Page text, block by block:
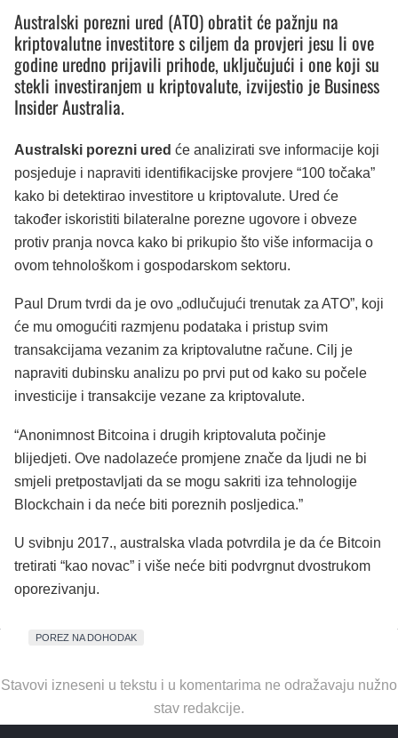
Australski porezni ured (ATO) obratit će pažnju na
kriptovalutne investitore s ciljem da provjeri jesu li ove
godine uredno prijavili prihode, uključujući i one koji su
stekli investiranjem u kriptovalute, izvijestio je Business
Insider Australia.
Australski porezni ured će analizirati sve informacije koji
posjeduje i napraviti identifikacijske provjere “100 točaka”
kako bi detektirao investitore u kriptovalute. Ured će
također iskoristiti bilateralne porezne ugovore i obveze
protiv pranja novca kako bi prikupio što više informacija o
ovom tehnološkom i gospodarskom sektoru.
Paul Drum tvrdi da je ovo „odlučujući trenutak za ATO”, koji
će mu omogućiti razmjenu podataka i pristup svim
transakcijama vezanim za kriptovalutne račune. Cilj je
napraviti dubinsku analizu po prvi put od kako su počele
investicije i transakcije vezane za kriptovalute.
“Anonimnost Bitcoina i drugih kriptovaluta počinje
blijedjeti. Ove nadolazeće promjene znače da ljudi ne bi
smjeli pretpostavljati da se mogu sakriti iza tehnologije
Blockchain i da neće biti poreznih posljedica.”
U svibnju 2017., australska vlada potvrdila je da će Bitcoin
tretirati “kao novac” i više neće biti podvrgnut dvostrukom
oporezivanju.
POREZ NA DOHODAK
Stavovi izneseni u tekstu i u komentarima ne odražavaju nužno
stav redakcije.